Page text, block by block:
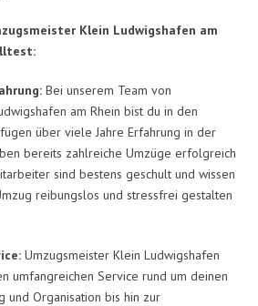
Klein Ludwigshafen am
Bei unserem Team von
am Rhein bist du in den
über viele Jahre Erfahrung in der
bereits zahlreiche Umzüge erfolgreich
sind bestens geschult und wissen
reibungslos und stressfrei gestalten
Umzugsmeister Klein Ludwigshafen
umfangreichen Service rund um deinen
und Organisation bis hin zur